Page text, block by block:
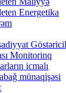
Energetika
Monitorinq
icmalı
münaqişəsi